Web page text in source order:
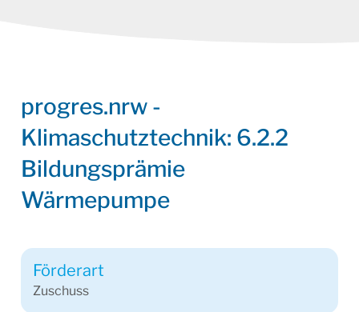
progres.nrw -
Klimaschutztechnik: 6.2.2
Bildungsprämie
Wärmepumpe
Förderart
Zuschuss